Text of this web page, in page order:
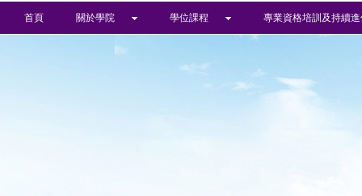
首頁 關於學院 學位課程 專業資格培訓及持續